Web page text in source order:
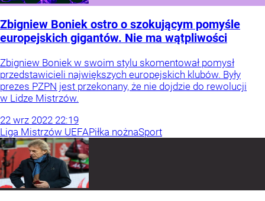
Zbigniew Boniek ostro o szokującym pomyśle
europejskich gigantów. Nie ma wątpliwości
Zbigniew Boniek w swoim stylu skomentował pomysł
przedstawicieli największych europejskich klubów. Były
prezes PZPN jest przekonany, że nie dojdzie do rewolucji
w Lidze Mistrzów.
22 wrz 2022 22:19
Liga Mistrzów UEFAPiłka nożnaSport